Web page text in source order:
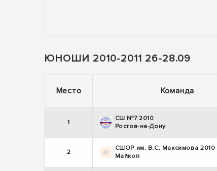
ЮНОШИ 2010-2011 26-28.09
Место Команда
1
СШ №7 2010
Ростов-на-Дону
2
СШОР им. В.С. Максимова 2010
Майкоп